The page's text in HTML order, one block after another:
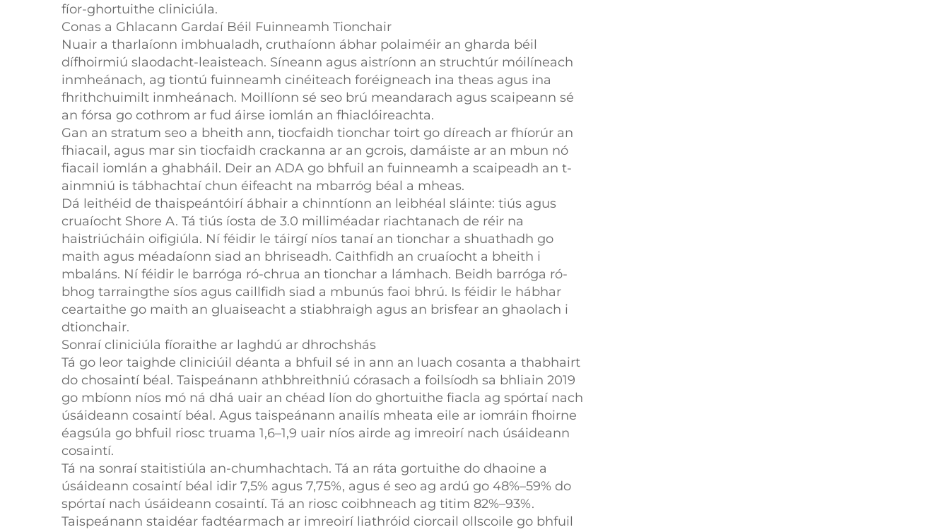
fíor-ghortuithe cliniciúla.
Conas a Ghlacann Gardaí Béil Fuinneamh Tionchair
Nuair a tharlaíonn imbhualadh, cruthaíonn ábhar polaiméir an gharda béil
dífhoirmiú slaodacht-leaisteach. Síneann agus aistríonn an struchtúr móilíneach
inmheánach, ag tiontú fuinneamh cinéiteach foréigneach ina theas agus ina
fhrithchuimilt inmheánach. Moillíonn sé seo brú meandarach agus scaipeann sé
an fórsa go cothrom ar fud áirse iomlán an fhiaclóireachta.
Gan an stratum seo a bheith ann, tiocfaidh tionchar toirt go díreach ar fhíorúr an
fhiacail, agus mar sin tiocfaidh crackanna ar an gcrois, damáiste ar an mbun nó
fiacail iomlán a ghabháil. Deir an ADA go bhfuil an fuinneamh a scaipeadh an t-
ainmniú is tábhachtaí chun éifeacht na mbarróg béal a mheas.
Dá leithéid de thaispeántóirí ábhair a chinntíonn an leibhéal sláinte: tiús agus
cruaíocht Shore A. Tá tiús íosta de 3.0 milliméadar riachtanach de réir na
haistriúcháin oifigiúla. Ní féidir le táirgí níos tanaí an tionchar a shuathadh go
maith agus méadaíonn siad an bhriseadh. Caithfidh an cruaíocht a bheith i
mbaláns. Ní féidir le barróga ró-chrua an tionchar a lámhach. Beidh barróga ró-
bhog tarraingthe síos agus caillfidh siad a mbunús faoi bhrú. Is féidir le hábhar
ceartaithe go maith an gluaiseacht a stiabhraigh agus an brisfear an ghaolach i
dtionchair.
Sonraí cliniciúla fíoraithe ar laghdú ar dhrochshás
Tá go leor taighde cliniciúil déanta a bhfuil sé in ann an luach cosanta a thabhairt
do chosaintí béal. Taispeánann athbhreithniú córasach a foilsíodh sa bhliain 2019
go mbíonn níos mó ná dhá uair an chéad líon do ghortuithe fiacla ag spórtaí nach
úsáideann cosaintí béal. Agus taispeánann anailís mheata eile ar iomráin fhoirne
éagsúla go bhfuil riosc truama 1,6–1,9 uair níos airde ag imreoirí nach úsáideann
cosaintí.
Tá na sonraí staitistiúla an-chumhachtach. Tá an ráta gortuithe do dhaoine a
úsáideann cosaintí béal idir 7,5% agus 7,75%, agus é seo ag ardú go 48%–59% do
spórtaí nach úsáideann cosaintí. Tá an riosc coibhneach ag titim 82%–93%.
Taispeánann staidéar fadtéarmach ar imreoirí liathróid ciorcail ollscoile go bhfuil